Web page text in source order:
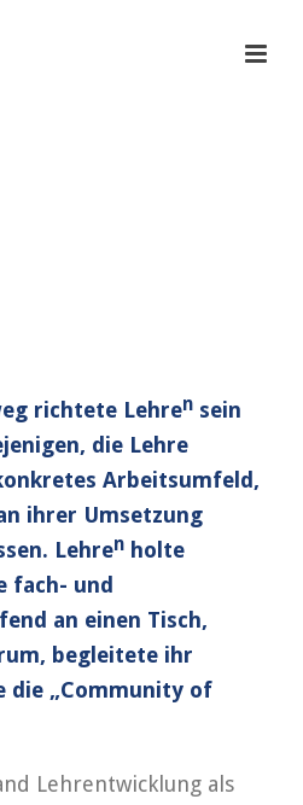
richtete Lehren sein
die Lehre
Arbeitsumfeld,
ihrer Umsetzung
Lehren holte
fach- und
an einen Tisch,
begleitete ihr
die „Community of
Lehrentwicklung als